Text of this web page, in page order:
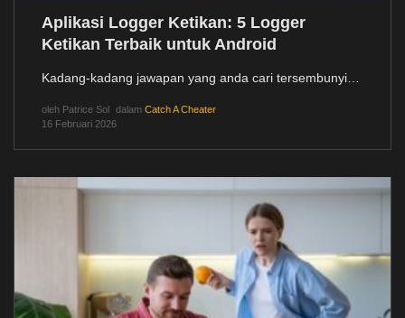
Aplikasi Logger Ketikan: 5 Logger
Ketikan Terbaik untuk Android
Kadang-kadang jawapan yang anda cari tersembunyi…
oleh Patrice Sol dalam Catch A Cheater
16 Februari 2026